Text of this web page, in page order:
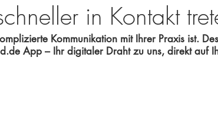
in Kontakt
Kommunikation mit Ihrer Praxis ist.
App – Ihr digitaler Draht zu uns, direkt auf